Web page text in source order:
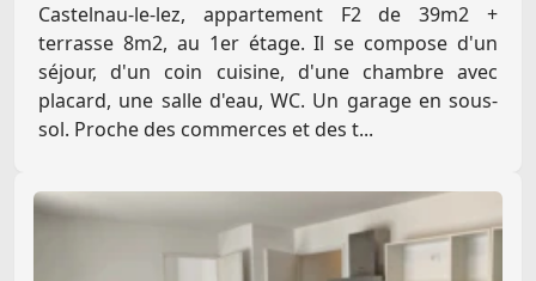
Castelnau-le-lez, appartement F2 de 39m2 +
terrasse 8m2, au 1er étage. Il se compose d'un
séjour, d'un coin cuisine, d'une chambre avec
placard, une salle d'eau, WC. Un garage en sous-
sol. Proche des commerces et des t...